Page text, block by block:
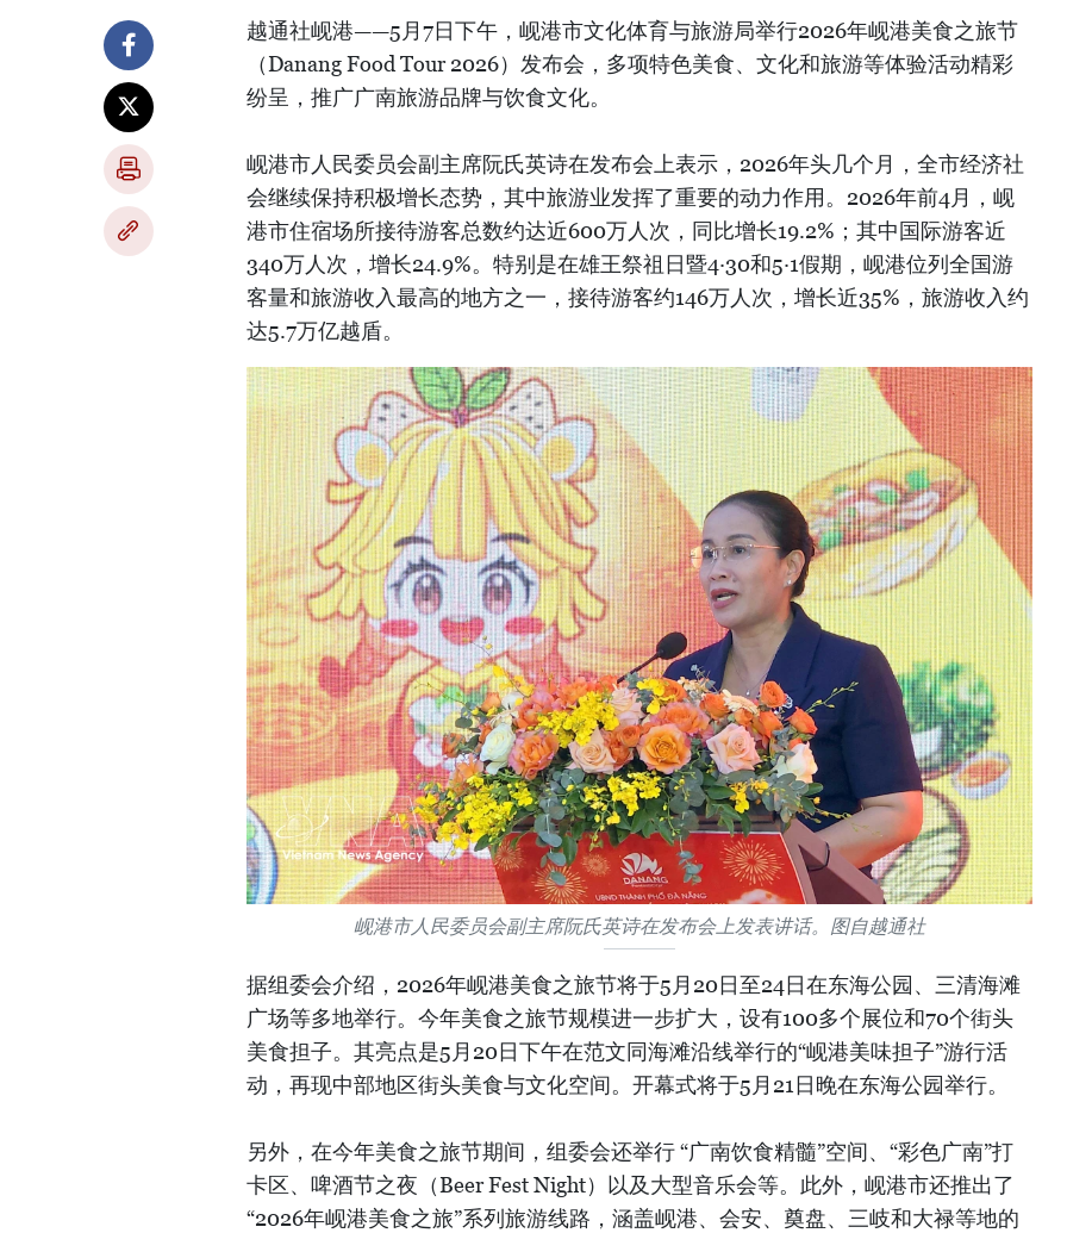
越通社岘港——5月7日下午，岘港市文化体育与旅游局举行2026年岘港美食之旅节
（Danang Food Tour 2026）发布会，多项特色美食、文化和旅游等体验活动精彩
纷呈，推广广南旅游品牌与饮食文化。
岘港市人民委员会副主席阮氏英诗在发布会上表示，2026年头几个月，全市经济社
会继续保持积极增长态势，其中旅游业发挥了重要的动力作用。2026年前4月，岘
港市住宿场所接待游客总数约达近600万人次，同比增长19.2%；其中国际游客近
340万人次，增长24.9%。特别是在雄王祭祖日暨4·30和5·1假期，岘港位列全国游
客量和旅游收入最高的地方之一，接待游客约146万人次，增长近35%，旅游收入约
达5.7万亿越盾。
岘港市人民委员会副主席阮氏英诗在发布会上发表讲话。图自越通社
据组委会介绍，2026年岘港美食之旅节将于5月20日至24日在东海公园、三清海滩
广场等多地举行。今年美食之旅节规模进一步扩大，设有100多个展位和70个街头
美食担子。其亮点是5月20日下午在范文同海滩沿线举行的“岘港美味担子”游行活
动，再现中部地区街头美食与文化空间。开幕式将于5月21日晚在东海公园举行。
另外，在今年美食之旅节期间，组委会还举行 “广南饮食精髓”空间、“彩色广南”打
卡区、啤酒节之夜（Beer Fest Night）以及大型音乐会等。此外，岘港市还推出了
“2026年岘港美食之旅”系列旅游线路，涵盖岘港、会安、奠盘、三岐和大禄等地的